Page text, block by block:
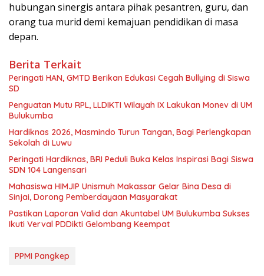
hubungan sinergis antara pihak pesantren, guru, dan
orang tua murid demi kemajuan pendidikan di masa
depan.
Berita Terkait
Peringati HAN, GMTD Berikan Edukasi Cegah Bullying di Siswa
SD
Penguatan Mutu RPL, LLDIKTI Wilayah IX Lakukan Monev di UM
Bulukumba
Hardiknas 2026, Masmindo Turun Tangan, Bagi Perlengkapan
Sekolah di Luwu
Peringati Hardiknas, BRI Peduli Buka Kelas Inspirasi Bagi Siswa
SDN 104 Langensari
Mahasiswa HIMJIP Unismuh Makassar Gelar Bina Desa di
Sinjai, Dorong Pemberdayaan Masyarakat
Pastikan Laporan Valid dan Akuntabel UM Bulukumba Sukses
Ikuti Verval PDDikti Gelombang Keempat
PPMI Pangkep